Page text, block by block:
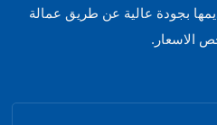
بجودة عالية عن طريق عمالة
الاسعار.